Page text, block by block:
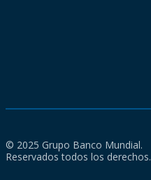
© 2025 Grupo Banco Mundial.
Reservados todos los derechos.